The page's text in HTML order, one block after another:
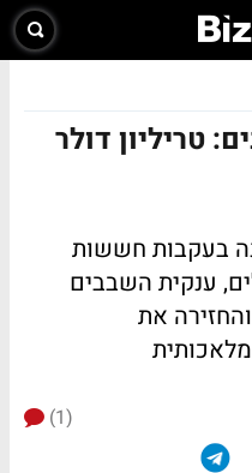
טריליון דולר
בעקבות חששות
ענקית השבבים
את
(1)